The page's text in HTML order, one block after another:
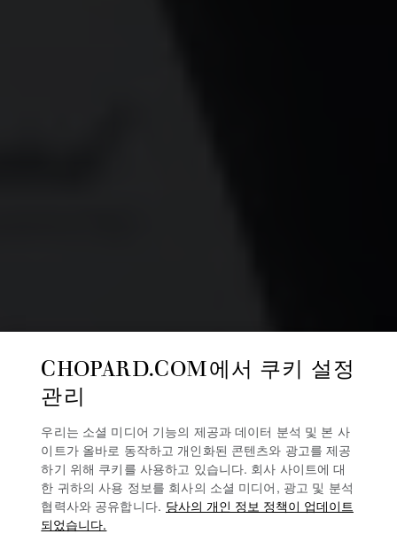
CHOPARD.COM에서 쿠키 설정
관리
우리는 소셜 미디어 기능의 제공과 데이터 분석 및 본 사
이트가 올바로 동작하고 개인화된 콘텐츠와 광고를 제공
하기 위해 쿠키를 사용하고 있습니다. 회사 사이트에 대
한 귀하의 사용 정보를 회사의 소셜 미디어, 광고 및 분석
협력사와 공유합니다. 당사의 개인 정보 정책이 업데이트
되었습니다.